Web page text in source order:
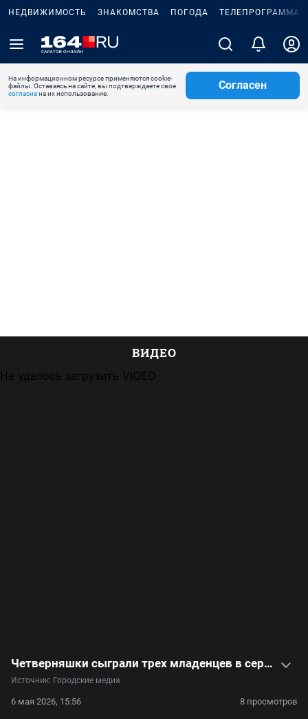
НЕДВИЖИМОСТЬ ЗНАКОМСТВА ПОГОДА ТЕЛЕПРОГРАММА
На информационном ресурсе применяются cookie-
файлы. Оставаясь на сайте, вы подтверждаете свое
согласиена их использование.
Согласен
ВИДЕО
Не удалось загрузить VIQEO
Четверняшки сыграли трех младенцев в сериале «Друзья»: как они выглядят сейчас. Видео
Источник: Городские медиа
6 мая 2026, 15:56 8 просмотров